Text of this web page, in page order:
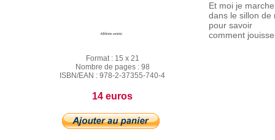
Format : 15 x 21
Nombre de pages : 98
ISBN/EAN : 978-2-37355-740-4
14 euros
Et moi je
dans le sillon de
pour savoir
comment